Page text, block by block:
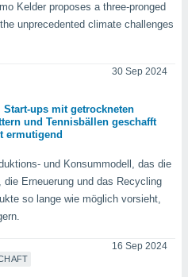
Kelder proposes a three-pronged
unprecedented climate challenges
30 Sep 2024
Start-ups mit getrockneten
und Tennisbällen geschafft
ermutigend
und Konsummodell, das die
die Erneuerung und das Recycling
so lange wie möglich vorsieht,
16 Sep 2024